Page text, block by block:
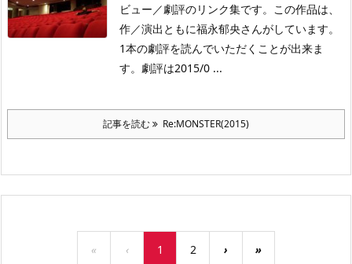
ビュー／劇評のリンク集です。この作品は、
作／演出ともに福永郁央さんがしています。
1本の劇評を読んでいただくことが出来ま
す。劇評は2015/0 ...
記事を読む Re:MONSTER(2015)
« ‹ 1 2 › »